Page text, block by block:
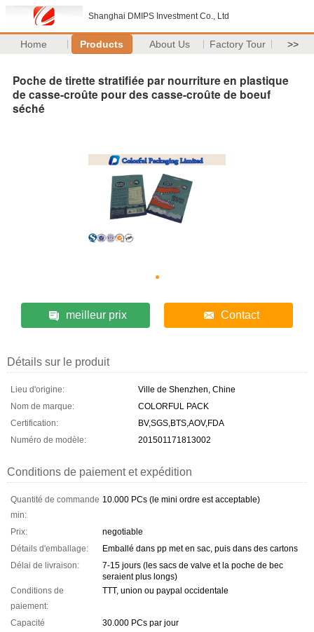
Shanghai DMIPS Investment Co., Ltd
Home Products About Us Factory Tour >>
Poche de tirette stratifiée par nourriture en plastique
de casse-croûte pour des casse-croûte de boeuf
séché
meilleur prix Contact
Détails sur le produit
Lieu d'origine:
Ville de Shenzhen, Chine
Nom de marque:
COLORFUL PACK
Certification:
BV,SGS,BTS,AOV,FDA
Numéro de modèle:
201501171813002
Conditions de paiement et expédition
Quantité de commande
min:
10.000 PCs (le mini ordre est acceptable)
Prix:
negotiable
Détails d'emballage:
Emballé dans pp met en sac, puis dans des cartons
Délai de livraison:
7-15 jours (les sacs de valve et la poche de bec
seraient plus longs)
Conditions de
paiement:
TTT, union ou paypal occidentale
Capacité
30.000 PCs par jour